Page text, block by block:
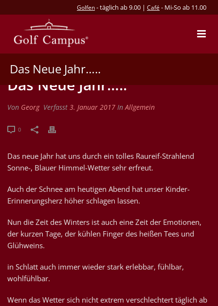
Golfen- täglich ab 9.00 | Café - Mi-So ab 11.00
Das Neue Jahr…..
Das Neue Jahr…..
Von Georg Verfasst 3. Januar 2017 InAllgemein
0
Das neue Jahr hat uns durch ein tolles Raureif-Strahlend
Sonne-, Blauer Himmel-Wetter sehr erfreut.
Auch der Schnee am heutigen Abend hat unser Kinder-
Erinnerungsherz höher schlagen lassen.
Nun die Zeit des Winters ist auch eine Zeit der Emotionen,
der kurzen Tage, der kühlen Finger des heißen Tees und
Glühweins.
in Schlatt auch immer wieder stark erlebbar, fühlbar,
wohlfühlbar.
Wenn das Wetter sich nicht extrem verschlechtert täglich ab